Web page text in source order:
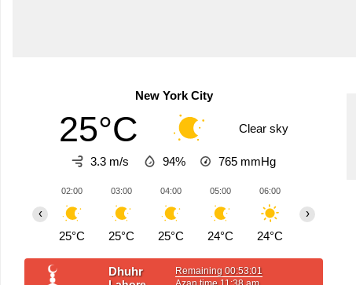
New York City
25°C Clear sky
3.3 m/s 94% 765 mmHg
02:00
25°C
03:00
25°C
04:00
25°C
05:00
24°C
06:00
24°C
‹
›